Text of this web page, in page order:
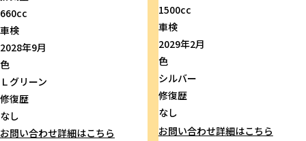
660cc
車検
2028年9月
色
Ｌグリーン
修復歴
なし
お問い合わせ詳細はこちら
1500cc
車検
2029年2月
色
シルバー
修復歴
なし
お問い合わせ詳細はこちら